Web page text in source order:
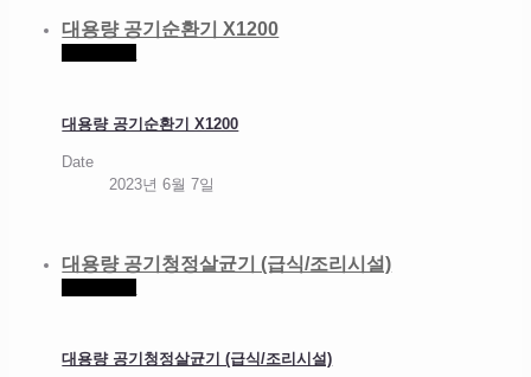
대용량 공기순환기 X1200
대용량 공기순환기 X1200
Date
2023년 6월 7일
대용량 공기청정살균기 (급식/조리시설)
대용량 공기청정살균기 (급식/조리시설)